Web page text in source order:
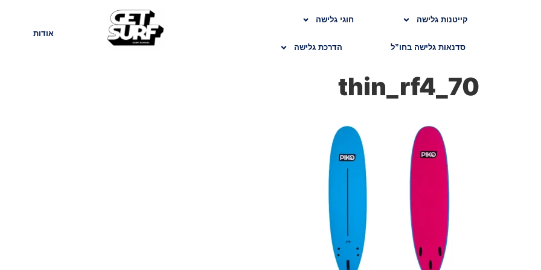
קייטנות גלישה חוגי גלישה
סדנאות גלישה בחו”ל הדרכת גלישה
בלוג אודות
70_thin_rf4